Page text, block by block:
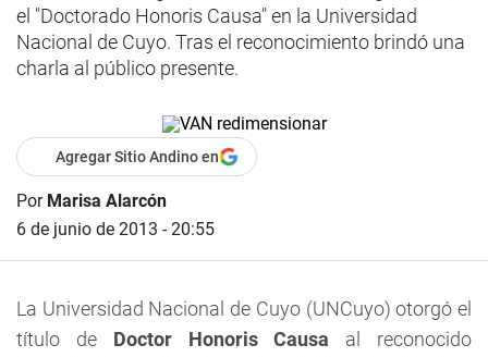
el "Doctorado Honoris Causa" en la Universidad
Nacional de Cuyo. Tras el reconocimiento brindó una
charla al público presente.
Agregar Sitio Andino en
Por Marisa Alarcón
6 de junio de 2013 - 20:55
La Universidad Nacional de Cuyo (UNCuyo) otorgó el
título de Doctor Honoris Causa al reconocido